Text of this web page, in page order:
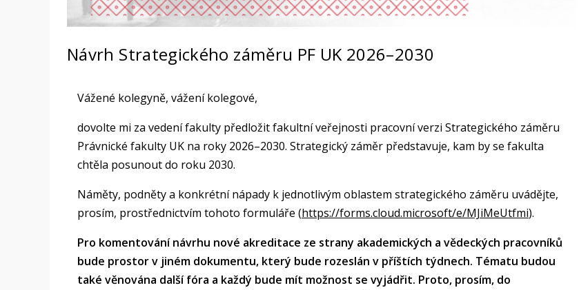
Návrh Strategického záměru PF UK 2026–2030
Vážené kolegyně, vážení kolegové,
dovolte mi za vedení fakulty předložit fakultní veřejnosti pracovní verzi Strategického záměru
Právnické fakulty UK na roky 2026–2030. Strategický záměr představuje, kam by se fakulta
chtěla posunout do roku 2030.
Náměty, podněty a konkrétní nápady k jednotlivým oblastem strategického záměru uvádějte,
prosím, prostřednictvím tohoto formuláře (https://forms.cloud.microsoft/e/MJiMeUtfmi).
Pro komentování návrhu nové akreditace ze strany akademických a vědeckých pracovníků
bude prostor v jiném dokumentu, který bude rozeslán v příštích týdnech. Tématu budou
také věnována další fóra a každý bude mít možnost se vyjádřit. Proto, prosím, do